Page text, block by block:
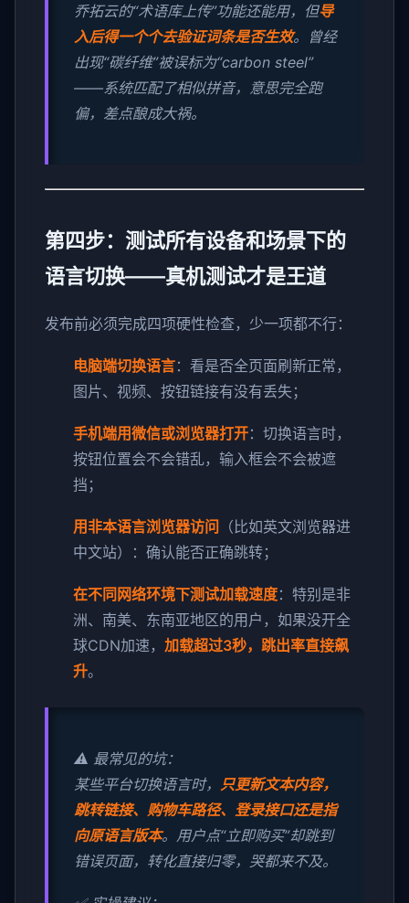
乔拓云的“术语库上传”功能还能用，但导
入后得一个个去验证词条是否生效。曾经
出现“碳纤维”被误标为“carbon steel”
——系统匹配了相似拼音，意思完全跑
偏，差点酿成大祸。
第四步：测试所有设备和场景下的
语言切换——真机测试才是王道
发布前必须完成四项硬性检查，少一项都不行：
电脑端切换语言：看是否全页面刷新正常，
图片、视频、按钮链接有没有丢失；
手机端用微信或浏览器打开：切换语言时，
按钮位置会不会错乱，输入框会不会被遮
挡；
用非本语言浏览器访问 （比如英文浏览器进
中文站）：确认能否正确跳转；
在不同网络环境下测试加载速度：特别是非
洲、南美、东南亚地区的用户，如果没开全
球CDN加速， 加载超过3秒，跳出率直接飙
升。
⚠️ 最常见的坑：
某些平台切换语言时， 只更新文本内容，
跳转链接、购物车路径、登录接口还是指
向原语言版本。用户点“立即购买”却跳到
错误页面，转化直接归零，哭都来不及。